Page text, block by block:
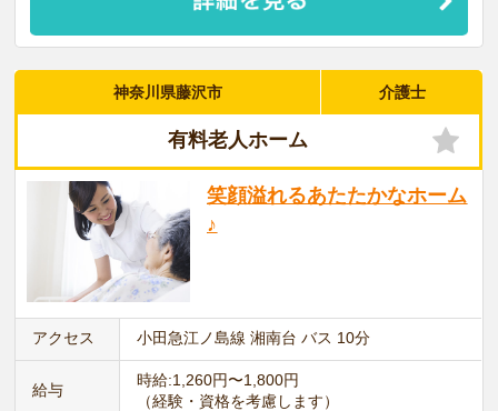
神奈川県藤沢市 介護士
有料老人ホーム
笑顔溢れるあたたかなホーム
♪
アクセス 小田急江ノ島線 湘南台 バス 10分
給与
時給:1,260円〜1,800円
（経験・資格を考慮します）